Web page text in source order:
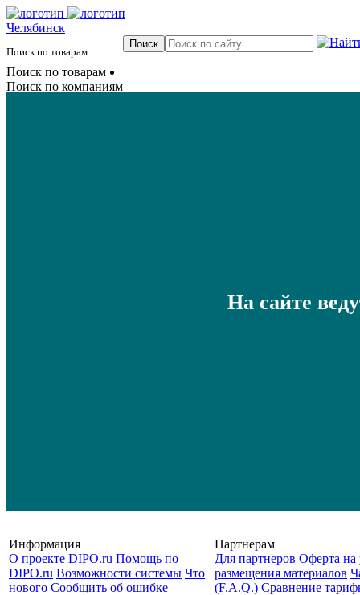
Челябинск
Поиск по товарам
Поиск по товарам
Поиск по компаниям
На сайте
Информация
О проекте DIPO.ru Помощь по
DIPO.ru Возможности системы Что
нового Сообщить об ошибке
Партнерам
Для партнеров Оферта на
размещения материалов
(F.A.Q.) Cравнение